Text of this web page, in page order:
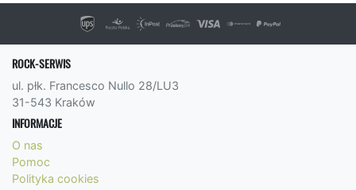
ROCK-SERWIS
ul. płk. Francesco Nullo 28/LU3
31-543 Kraków
INFORMACJE
O nas
Pomoc
Polityka cookies